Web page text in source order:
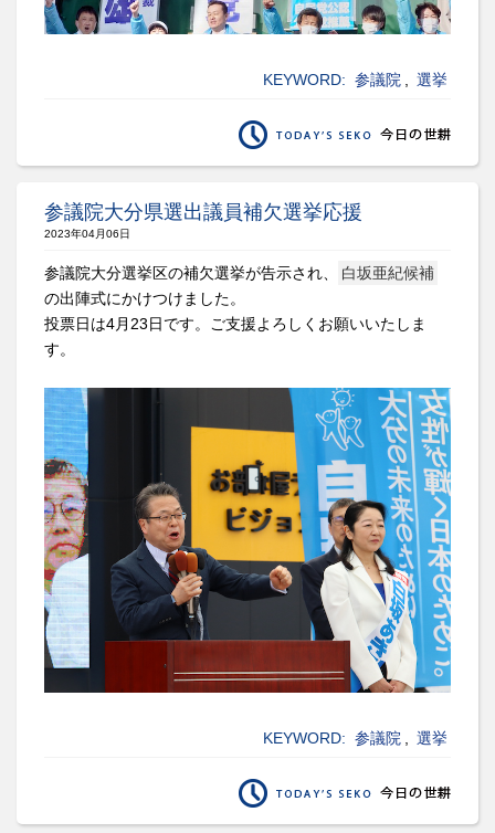
KEYWORD: 参議院 選挙
参議院大分県選出議員補欠選挙応援
2023年04月06日
参議院大分選挙区の補欠選挙が告示され、
白坂亜紀候補
の出陣式にかけつけました。
投票日は4月23日です。ご支援よろしくお願いいたしま
す。
KEYWORD: 参議院 選挙